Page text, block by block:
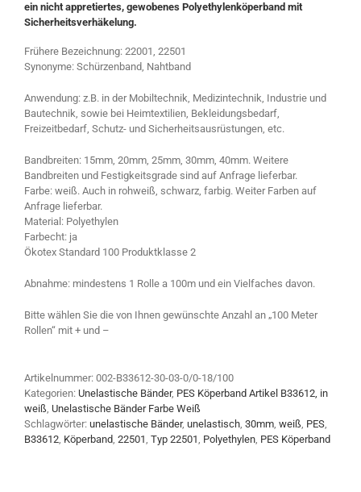
ein nicht appretiertes, gewobenes Polyethylenköperband mit
Sicherheitsverhäkelung.
Frühere Bezeichnung: 22001, 22501
Synonyme: Schürzenband, Nahtband
Anwendung: z.B. in der Mobiltechnik, Medizintechnik, Industrie und
Bautechnik, sowie bei Heimtextilien, Bekleidungsbedarf,
Freizeitbedarf, Schutz- und Sicherheitsausrüstungen, etc.
Bandbreiten: 15mm, 20mm, 25mm, 30mm, 40mm. Weitere
Bandbreiten und Festigkeitsgrade sind auf Anfrage lieferbar.
Farbe: weiß. Auch in rohweiß, schwarz, farbig. Weiter Farben auf
Anfrage lieferbar.
Material: Polyethylen
Farbecht: ja
Ökotex Standard 100 Produktklasse 2
Abnahme: mindestens 1 Rolle a 100m und ein Vielfaches davon.
Bitte wählen Sie die von Ihnen gewünschte Anzahl an „100 Meter
Rollen“ mit + und –
Artikelnummer: 002-B33612-30-03-0/0-18/100
Kategorien: Unelastische Bänder, PES Köperband Artikel B33612, in
weiß, Unelastische Bänder Farbe Weiß
Schlagwörter: unelastische Bänder, unelastisch, 30mm, weiß, PES,
B33612, Köperband, 22501, Typ 22501, Polyethylen, PES Köperband